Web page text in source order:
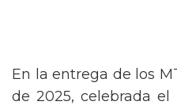
En la entrega de los
de 2025, celebrada